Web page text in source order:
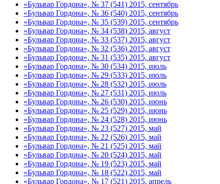
«Бульвар Гордона», № 37 (541) 2015, сентябрь
«Бульвар Гордона», № 36 (540) 2015, сентябрь
«Бульвар Гордона», № 35 (539) 2015, сентябрь
«Бульвар Гордона», № 34 (538) 2015, август
«Бульвар Гордона», № 33 (537) 2015, август
«Бульвар Гордона», № 32 (536) 2015, август
«Бульвар Гордона», № 31 (535) 2015, август
«Бульвар Гордона», № 30 (534) 2015, июль
«Бульвар Гордона», № 29 (533) 2015, июль
«Бульвар Гордона», № 28 (532) 2015, июль
«Бульвар Гордона», № 27 (531) 2015, июль
«Бульвар Гордона», № 26 (530) 2015, июнь
«Бульвар Гордона», № 25 (529) 2015, июнь
«Бульвар Гордона», № 24 (528) 2015, июнь
«Бульвар Гордона», № 23 (527) 2015, май
«Бульвар Гордона», № 22 (526) 2015, май
«Бульвар Гордона», № 21 (525) 2015, май
«Бульвар Гордона», № 20 (524) 2015, май
«Бульвар Гордона», № 19 (523) 2015, май
«Бульвар Гордона», № 18 (522) 2015, май
«Бульвар Гордона», № 17 (521) 2015, апрель